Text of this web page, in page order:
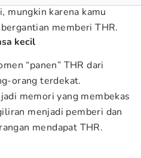
mungkin karena kamu
memberi THR.
kecil
“panen” THR dari
orang terdekat.
memori yang membekas
menjadi pemberi dan
mendapat THR.